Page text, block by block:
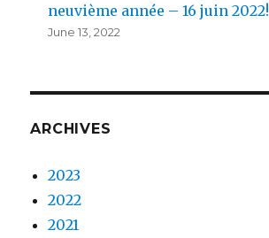
neuvième année – 16 juin 2022!
June 13, 2022
ARCHIVES
2023
2022
2021